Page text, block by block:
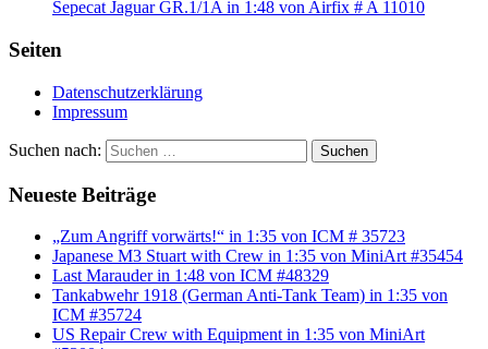
Sepecat Jaguar GR.1/1A in 1:48 von Airfix # A 11010
Seiten
Datenschutzerklärung
Impressum
Suchen nach: Suchen
Neueste Beiträge
„Zum Angriff vorwärts!“ in 1:35 von ICM # 35723
Japanese M3 Stuart with Crew in 1:35 von MiniArt #35454
Last Marauder in 1:48 von ICM #48329
Tankabwehr 1918 (German Anti-Tank Team) in 1:35 von
ICM #35724
US Repair Crew with Equipment in 1:35 von MiniArt